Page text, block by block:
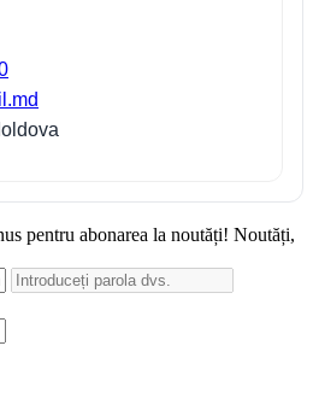
pentru abonarea la noutăți! Noutăți,